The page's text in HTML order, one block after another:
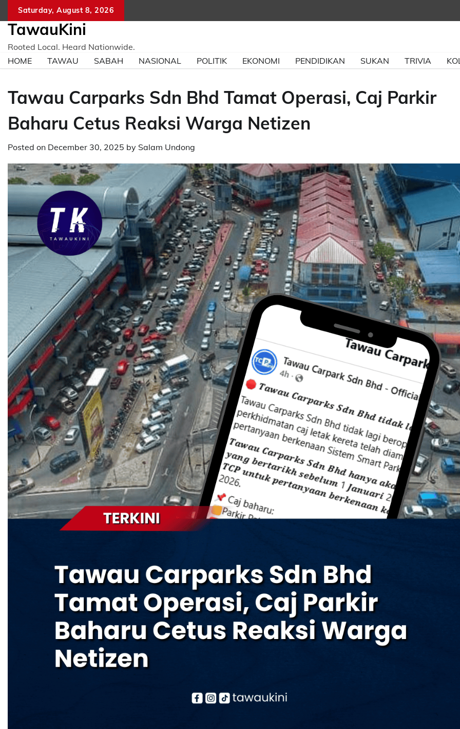
content
Saturday, August 8, 2026
TawauKini
Rooted Local. Heard Nationwide.
HOME
TAWAU SABAH NASIONAL POLITIK EKONOMI PENDIDIKAN SUKAN TRIVIA
Tawau Carparks Sdn Bhd Tamat Operasi, Caj Parkir
Baharu Cetus Reaksi Warga Netizen
Posted on December 30, 2025 by Salam Undong